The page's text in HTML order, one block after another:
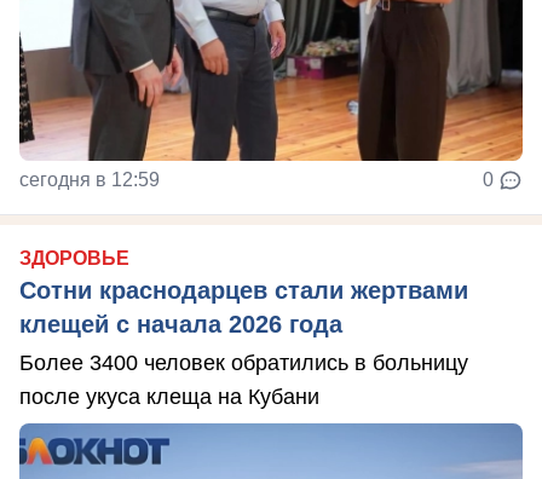
сегодня в 12:59 0
ЗДОРОВЬЕ
Сотни краснодарцев стали жертвами
клещей с начала 2026 года
Более 3400 человек обратились в больницу
после укуса клеща на Кубани